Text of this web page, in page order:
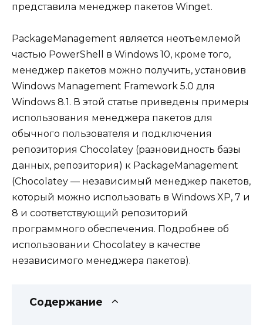
представила менеджер пакетов Winget.
PackageManagement является неотъемлемой
частью PowerShell в Windows 10, кроме того,
менеджер пакетов можно получить, установив
Windows Management Framework 5.0 для
Windows 8.1. В этой статье приведены примеры
использования менеджера пакетов для
обычного пользователя и подключения
репозитория Chocolatey (разновидность базы
данных, репозитория) к PackageManagement
(Chocolatey — независимый менеджер пакетов,
который можно использовать в Windows XP, 7 и
8 и соответствующий репозиторий
программного обеспечения. Подробнее об
использовании Chocolatey в качестве
независимого менеджера пакетов).
Содержание